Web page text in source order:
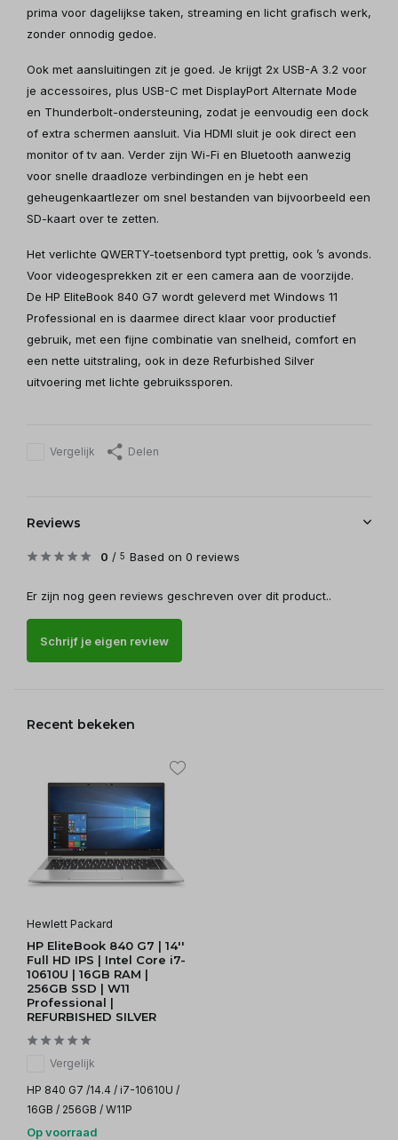
prima voor dagelijkse taken, streaming en licht grafisch werk,
zonder onnodig gedoe.
Ook met aansluitingen zit je goed. Je krijgt 2x USB-A 3.2 voor
je accessoires, plus USB-C met DisplayPort Alternate Mode
en Thunderbolt-ondersteuning, zodat je eenvoudig een dock
of extra schermen aansluit. Via HDMI sluit je ook direct een
monitor of tv aan. Verder zijn Wi-Fi en Bluetooth aanwezig
voor snelle draadloze verbindingen en je hebt een
geheugenkaartlezer om snel bestanden van bijvoorbeeld een
SD-kaart over te zetten.
Het verlichte QWERTY-toetsenbord typt prettig, ook ’s avonds.
Voor videogesprekken zit er een camera aan de voorzijde.
De HP EliteBook 840 G7 wordt geleverd met Windows 11
Professional en is daarmee direct klaar voor productief
gebruik, met een fijne combinatie van snelheid, comfort en
een nette uitstraling, ook in deze Refurbished Silver
uitvoering met lichte gebruikssporen.
Vergelijk Delen
Reviews
0 / 5 Based on 0 reviews
Er zijn nog geen reviews geschreven over dit product..
Schrijf je eigen review
Recent bekeken
Hewlett Packard
HP EliteBook 840 G7 | 14''
Full HD IPS | Intel Core i7-
10610U | 16GB RAM |
256GB SSD | W11
Professional |
REFURBISHED SILVER
Vergelijk
HP 840 G7 /14.4 / i7-10610U /
16GB / 256GB / W11P
Op voorraad